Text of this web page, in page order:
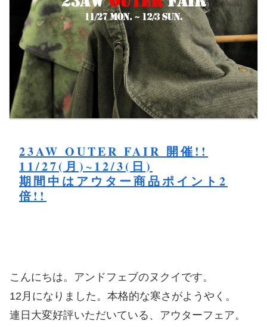
23AW OUTER FAIR 開催!!
11/27(月)~12/3(日)
期間中はアウター商品ポイント2
倍!!
こんにちは。アンドフェブのヌクイです。
12月になりました。本格的な寒さがようやく。
連日大変好評いただいている、アウターフェア。